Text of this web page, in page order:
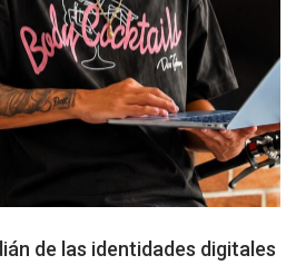
de las identidades digitales